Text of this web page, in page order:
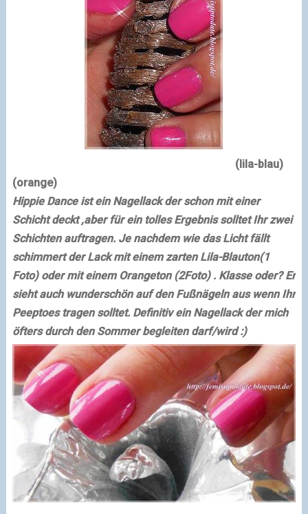
(lila-blau)
(orange)
Hippie Dance ist ein Nagellackder schon mit einer
Schicht deckt ,aber für ein tolles Ergebnis solltet Ihr zwei
Schichten auftragen. Je nachdem wie das Licht fällt
schimmert der Lack mit einem zarten Lila-Blauton(1
Foto) oder mit einem Orangeton (2Foto) . Klasse oder? Er
sieht auch wunderschön auf den Fußnägeln aus wenn Ihr
Peeptoes tragen solltet. Definitiv ein Nagellack der mich
öfters durch den Sommer begleiten darf/wird :)